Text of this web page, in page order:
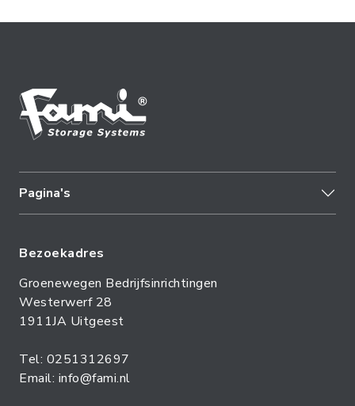
Pagina's
Bezoekadres
Groenewegen Bedrijfsinrichtingen
Westerwerf 28
1911JA Uitgeest
Tel: 0251312697
Email: info@fami.nl